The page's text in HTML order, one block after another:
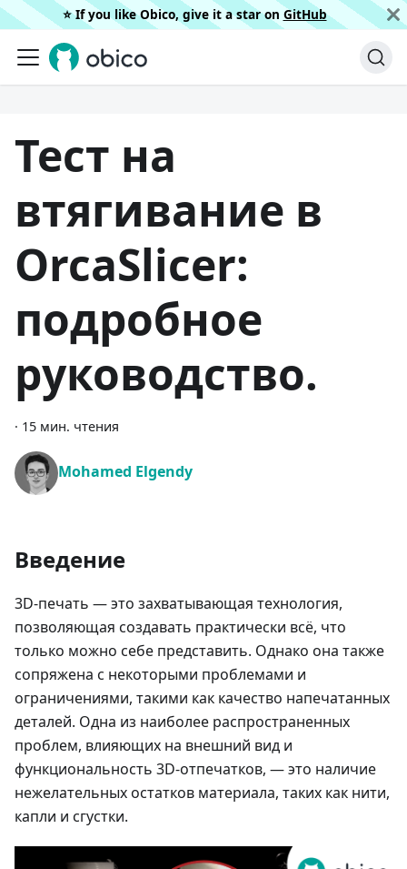
⭐️ If you like Obico, give it a star on GitHub
Тест на
втягивание в
OrcaSlicer:
подробное
руководство.
· 15 мин. чтения
Mohamed Elgendy
Введение
3D-печать — это захватывающая технология,
позволяющая создавать практически всё, что
только можно себе представить. Однако она также
сопряжена с некоторыми проблемами и
ограничениями, такими как качество напечатанных
деталей. Одна из наиболее распространенных
проблем, влияющих на внешний вид и
функциональность 3D-отпечатков, — это наличие
нежелательных остатков материала, таких как нити,
капли и сгустки.